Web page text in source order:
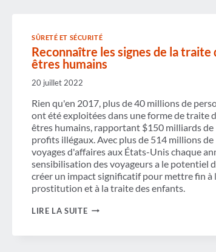
SÛRETÉ ET SÉCURITÉ
Reconnaître les signes de la traite
êtres humains
20 juillet 2022
Rien qu'en 2017, plus de 40 millions de
ont été exploitées dans une forme de traite
êtres humains, rapportant $150 milliards de
profits illégaux. Avec plus de 514 millions de
voyages d'affaires aux États-Unis chaque
sensibilisation des voyageurs a le potentiel
créer un impact significatif pour mettre fin à
prostitution et à la traite des enfants.
LIRE LA SUITERECONNAÎTRE
DE